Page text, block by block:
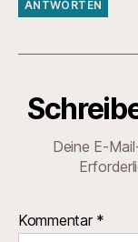
ANTWORTEN
Deine E-
Kommentar *